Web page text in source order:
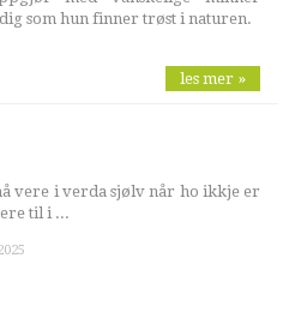
som hun finner trøst i naturen.
les mer »
vere i verda sjølv når ho ikkje er
til i ...